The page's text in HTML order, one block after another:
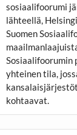
sosiaalifoorumi
lähteellä,
Suomen
Sosiaalifoorumin
yhteinen tila,
kohtaavat.